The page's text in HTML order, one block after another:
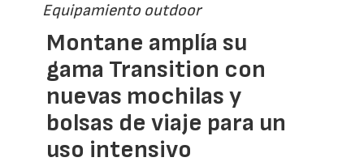
Equipamiento outdoor
Montane amplía su
gama Transition con
nuevas mochilas y
bolsas de viaje para un
uso intensivo